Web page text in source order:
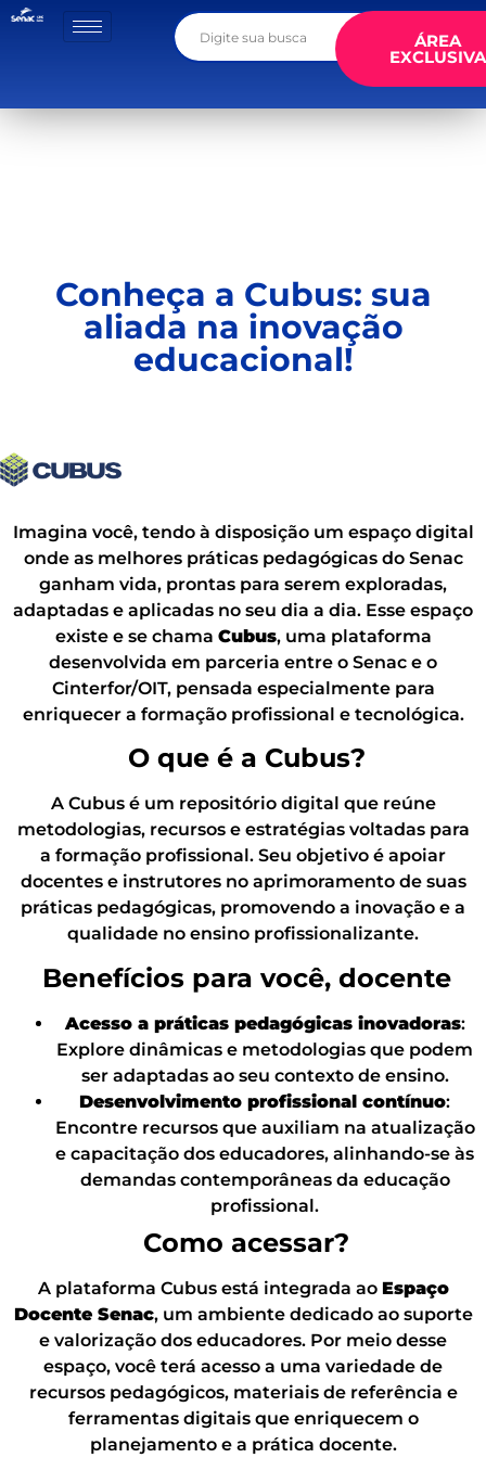
ÁREA
EXCLUSIVA
Conheça a Cubus: sua
aliada na inovação
educacional!
Imagina você, tendo à disposição um espaço digital
onde as melhores práticas pedagógicas do Senac
ganham vida, prontas para serem exploradas,
adaptadas e aplicadas no seu dia a dia. Esse espaço
existe e se chama Cubus, uma plataforma
desenvolvida em parceria entre o Senac e o
Cinterfor/OIT, pensada especialmente para
enriquecer a formação profissional e tecnológica.
O que é a Cubus?
A Cubus é um repositório digital que reúne
metodologias, recursos e estratégias voltadas para
a formação profissional. Seu objetivo é apoiar
docentes e instrutores no aprimoramento de suas
práticas pedagógicas, promovendo a inovação e a
qualidade no ensino profissionalizante.
Benefícios para você, docente
Acesso a práticas pedagógicas inovadoras:
Explore dinâmicas e metodologias que podem
ser adaptadas ao seu contexto de ensino.
Desenvolvimento profissional contínuo:
Encontre recursos que auxiliam na atualização
e capacitação dos educadores, alinhando-se às
demandas contemporâneas da educação
profissional.
Como acessar?
A plataforma Cubus está integrada ao Espaço
Docente Senac, um ambiente dedicado ao suporte
e valorização dos educadores. Por meio desse
espaço, você terá acesso a uma variedade de
recursos pedagógicos, materiais de referência e
ferramentas digitais que enriquecem o
planejamento e a prática docente.